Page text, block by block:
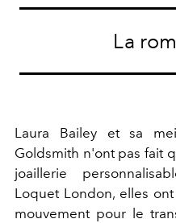
La
Laura Bailey et sa
Goldsmith n'ont pas fait
joaillerie
Loquet London, elles
mouvement pour le